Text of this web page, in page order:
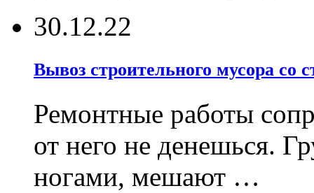
30.12.22
Вывоз строительного мусора со
Ремонтные работы
от него не денешься.
ногами, мешают …